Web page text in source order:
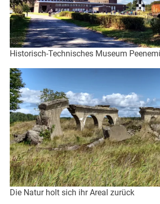
Historisch-Technisches Museum
Die Natur holt sich ihr Areal zurück